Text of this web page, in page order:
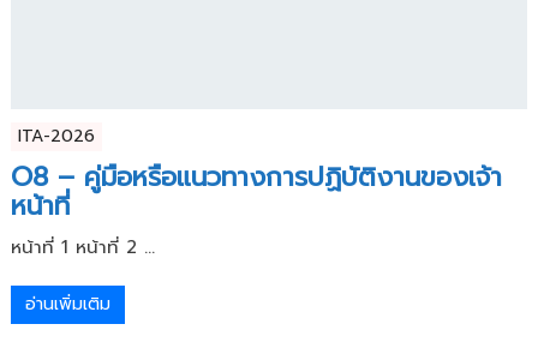
ITA-2026
O8 – คู่มือหรือแนวทางการปฏิบัติงานของเจ้า
หน้าที่
หน้าที่ 1 หน้าที่ 2 ...
อ่านเพิ่มเติม